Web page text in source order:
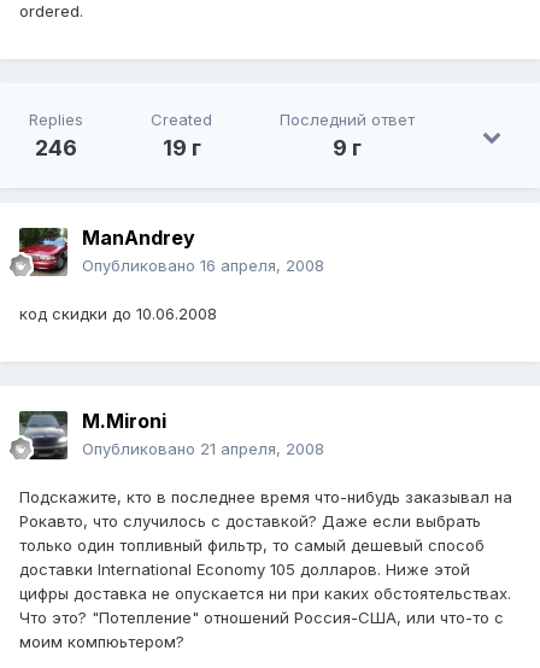
ordered.
Replies
246
Created
19 г
Последний ответ
9 г
ManAndrey
Опубликовано 16 апреля, 2008
код скидки до 10.06.2008
M.Mironi
Опубликовано 21 апреля, 2008
Подскажите, кто в последнее время что-нибудь заказывал на
Рокавто, что случилось с доставкой? Даже если выбрать
только один топливный фильтр, то самый дешевый способ
доставки International Economy 105 долларов. Ниже этой
цифры доставка не опускается ни при каких обстоятельствах.
Что это? "Потепление" отношений Россия-США, или что-то с
моим компюьтером?